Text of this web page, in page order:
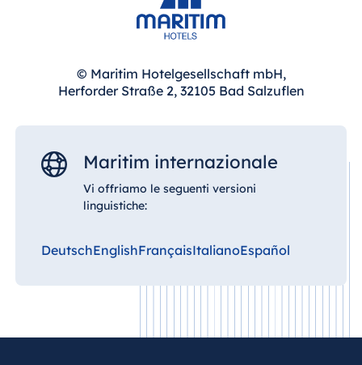
lavorare con concentrazione e svolgere incontri
in totale tranquillità, ideale per appuntamenti di
© Maritim Hotelgesellschaft mbH,
Herforder Straße 2, 32105 Bad Salzuflen
Maritim internazionale
Vi offriamo le seguenti versioni
linguistiche:
DeutschEnglishFrançaisItalianoEspañol